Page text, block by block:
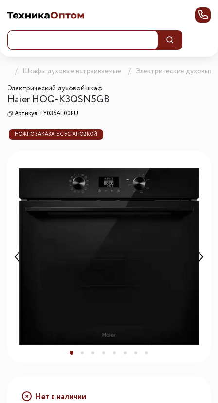
Шкафы духовые встраиваемые
Электрические духовые
Электрический духовой шкаф
Haier HOQ-K3QSN5GB
Артикул: FY036AE00RU
МОЖНО ЗАКАЗАТЬ С УСТАНОВКОЙ
Нет в наличии